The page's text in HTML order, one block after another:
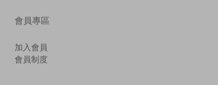
會員專區
加入會員
會員制度